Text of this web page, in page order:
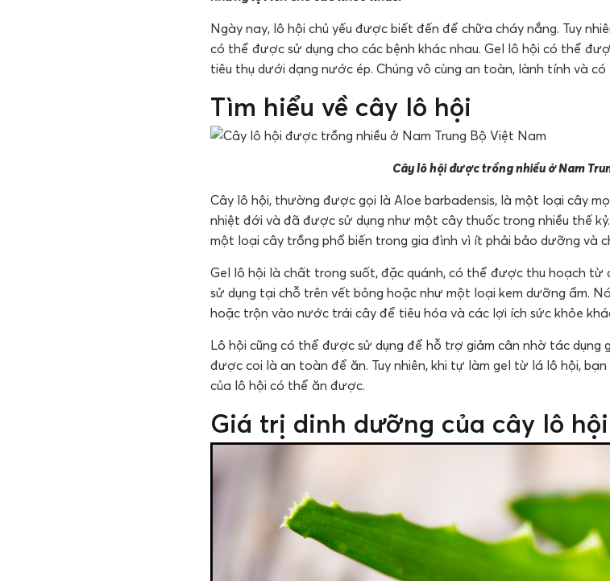
Ngày nay, lô hội chủ yếu được biết đến để chữa cháy nắng. Tuy
có thể được sử dụng cho các bệnh khác nhau. Gel lô hội có thể
tiêu thụ dưới dạng nước ép. Chúng vô cùng an toàn, lành tính và
Tìm hiểu về cây lô hội
Cây lô hội được trồng nhiều ở Nam
Cây lô hội, thường được gọi là Aloe barbadensis, là một loại cây
nhiệt đới và đã được sử dụng như một cây thuốc trong nhiều thế
một loại cây trồng phổ biến trong gia đình vì ít phải bảo dưỡng và
Gel lô hội là chất trong suốt, đặc quánh, có thể được thu hoạch từ
sử dụng tại chỗ trên vết bỏng hoặc như một loại kem dưỡng ẩm.
hoặc trộn vào nước trái cây để tiêu hóa và các lợi ích sức khỏe
Lô hội cũng có thể được sử dụng để hỗ trợ giảm cân nhờ tác dụng
được coi là an toàn để ăn. Tuy nhiên, khi tự làm gel từ lá lô hội,
của lô hội có thể ăn được.
Giá trị dinh dưỡng của cây lô hội